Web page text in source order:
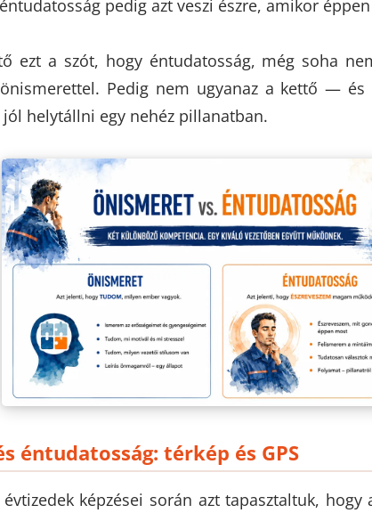
pedig azt veszi észre, amikor éppen
ezt a szót, hogy éntudatosság, még soha
önismerettel. Pedig nem ugyanaz a kettő —
helytállni egy nehéz pillanatban.
éntudatosság: térkép és GPS
képzései során azt tapasztaltuk, hogy